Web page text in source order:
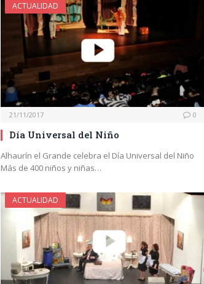
ACTUALIDAD
21/11/2017 0
Día Universal del Niño
Alhaurín el Grande celebra el Día Universal del Niño
Más de 400 niños y niñas…
ACTUALIDAD